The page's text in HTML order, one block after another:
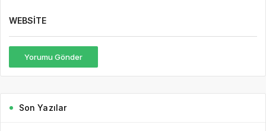
WEBSITE
Yorumu Gönder
Son Yazılar